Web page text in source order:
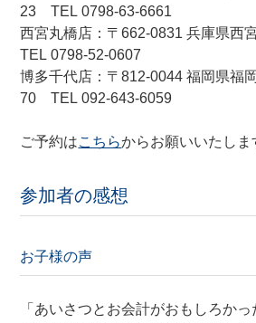
23 TEL 0798-63-6661
西宮丸橋店：〒662-0831 兵庫県西
TEL 0798-52-0607
博多千代店：〒812-0044 福岡県福
70 TEL 092-643-6059
ご予約はこちらからお願いいたしま
参加者の感想
お子様の声
「あいさつとお会計がおもしろかっ